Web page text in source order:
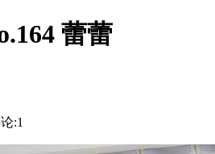
蕾蕾
:1